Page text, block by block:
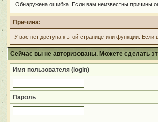
Обнаружена ошибка. Если вам неизвестны причины
Причина:
У вас нет доступа к этой странице или функции.
Сейчас вы не авторизованы. Можете сделать
Имя пользователя (login)
Пароль